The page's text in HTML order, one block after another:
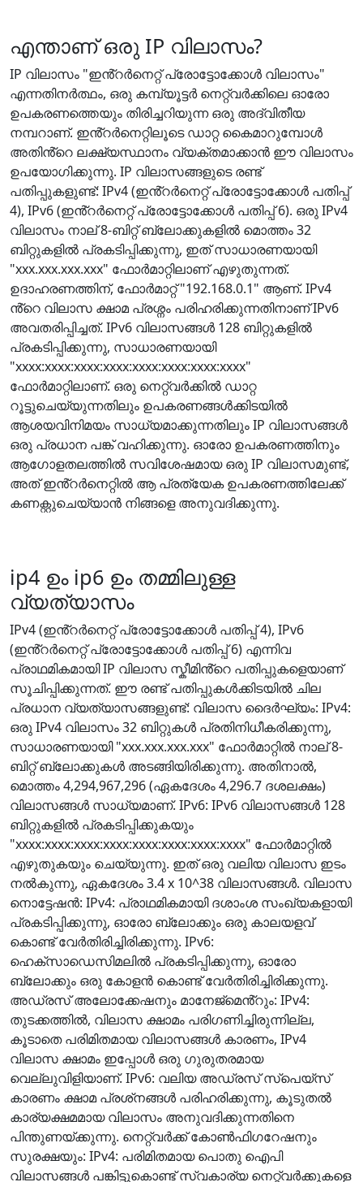
എന്താണ് ഒരു IP വിലാസം?
IP വിലാസം "ഇൻ്റർനെറ്റ് പ്രോട്ടോക്കോൾ വിലാസം"
എന്നതിനർത്ഥം, ഒരു കമ്പ്യൂട്ടർ നെറ്റ്‌വർക്കിലെ ഓരോ
ഉപകരണത്തെയും തിരിച്ചറിയുന്ന ഒരു അദ്വിതീയ
നമ്പറാണ്. ഇൻ്റർനെറ്റിലൂടെ ഡാറ്റ കൈമാറുമ്പോൾ
അതിൻ്റെ ലക്ഷ്യസ്ഥാനം വ്യക്തമാക്കാൻ ഈ വിലാസം
ഉപയോഗിക്കുന്നു. IP വിലാസങ്ങളുടെ രണ്ട്
പതിപ്പുകളുണ്ട്: IPv4 (ഇൻ്റർനെറ്റ് പ്രോട്ടോക്കോൾ പതിപ്പ്
4), IPv6 (ഇൻ്റർനെറ്റ് പ്രോട്ടോക്കോൾ പതിപ്പ് 6). ഒരു IPv4
വിലാസം നാല് 8-ബിറ്റ് ബ്ലോക്കുകളിൽ മൊത്തം 32
ബിറ്റുകളിൽ പ്രകടിപ്പിക്കുന്നു, ഇത് സാധാരണയായി
"xxx.xxx.xxx.xxx" ഫോർമാറ്റിലാണ് എഴുതുന്നത്.
ഉദാഹരണത്തിന്, ഫോർമാറ്റ് "192.168.0.1" ആണ്. IPv4
ൻ്റെ വിലാസ ക്ഷാമ പ്രശ്നം പരിഹരിക്കുന്നതിനാണ് IPv6
അവതരിപ്പിച്ചത്. IPv6 വിലാസങ്ങൾ 128 ബിറ്റുകളിൽ
പ്രകടിപ്പിക്കുന്നു, സാധാരണയായി
"xxxx:xxxx:xxxx:xxxx:xxxx:xxxx:xxxx:xxxx"
ഫോർമാറ്റിലാണ്. ഒരു നെറ്റ്‌വർക്കിൽ ഡാറ്റ
റൂട്ടുചെയ്യുന്നതിലും ഉപകരണങ്ങൾക്കിടയിൽ
ആശയവിനിമയം സാധ്യമാക്കുന്നതിലും IP വിലാസങ്ങൾ
ഒരു പ്രധാന പങ്ക് വഹിക്കുന്നു. ഓരോ ഉപകരണത്തിനും
ആഗോളതലത്തിൽ സവിശേഷമായ ഒരു IP വിലാസമുണ്ട്,
അത് ഇൻ്റർനെറ്റിൽ ആ പ്രത്യേക ഉപകരണത്തിലേക്ക്
കണക്റ്റുചെയ്യാൻ നിങ്ങളെ അനുവദിക്കുന്നു.
ip4 ഉം ip6 ഉം തമ്മിലുള്ള
വ്യത്യാസം
IPv4 (ഇൻ്റർനെറ്റ് പ്രോട്ടോക്കോൾ പതിപ്പ് 4), IPv6
(ഇൻ്റർനെറ്റ് പ്രോട്ടോക്കോൾ പതിപ്പ് 6) എന്നിവ
പ്രാഥമികമായി IP വിലാസ സ്കീമിൻ്റെ പതിപ്പുകളെയാണ്
സൂചിപ്പിക്കുന്നത്. ഈ രണ്ട് പതിപ്പുകൾക്കിടയിൽ ചില
പ്രധാന വ്യത്യാസങ്ങളുണ്ട്: വിലാസ ദൈർഘ്യം: IPv4:
ഒരു IPv4 വിലാസം 32 ബിറ്റുകൾ പ്രതിനിധീകരിക്കുന്നു,
സാധാരണയായി "xxx.xxx.xxx.xxx" ഫോർമാറ്റിൽ നാല് 8-
ബിറ്റ് ബ്ലോക്കുകൾ അടങ്ങിയിരിക്കുന്നു. അതിനാൽ,
മൊത്തം 4,294,967,296 (ഏകദേശം 4,296.7 ദശലക്ഷം)
വിലാസങ്ങൾ സാധ്യമാണ്. IPv6: IPv6 വിലാസങ്ങൾ 128
ബിറ്റുകളിൽ പ്രകടിപ്പിക്കുകയും
"xxxx:xxxx:xxxx:xxxx:xxxx:xxxx:xxxx:xxxx" ഫോർമാറ്റിൽ
എഴുതുകയും ചെയ്യുന്നു. ഇത് ഒരു വലിയ വിലാസ ഇടം
നൽകുന്നു, ഏകദേശം 3.4 x 10^38 വിലാസങ്ങൾ. വിലാസ
നൊട്ടേഷൻ: IPv4: പ്രാഥമികമായി ദശാംശ സംഖ്യകളായി
പ്രകടിപ്പിക്കുന്നു, ഓരോ ബ്ലോക്കും ഒരു കാലയളവ്
കൊണ്ട് വേർതിരിച്ചിരിക്കുന്നു. IPv6:
ഹെക്സാഡെസിമലിൽ പ്രകടിപ്പിക്കുന്നു, ഓരോ
ബ്ലോക്കും ഒരു കോളൻ കൊണ്ട് വേർതിരിച്ചിരിക്കുന്നു.
അഡ്രസ് അലോക്കേഷനും മാനേജ്മെൻ്റും: IPv4:
തുടക്കത്തിൽ, വിലാസ ക്ഷാമം പരിഗണിച്ചിരുന്നില്ല,
കൂടാതെ പരിമിതമായ വിലാസങ്ങൾ കാരണം, IPv4
വിലാസ ക്ഷാമം ഇപ്പോൾ ഒരു ഗുരുതരമായ
വെല്ലുവിളിയാണ്. IPv6: വലിയ അഡ്രസ് സ്‌പെയ്‌സ്
കാരണം ക്ഷാമ പ്രശ്‌നങ്ങൾ പരിഹരിക്കുന്നു, കൂടുതൽ
കാര്യക്ഷമമായ വിലാസം അനുവദിക്കുന്നതിനെ
പിന്തുണയ്‌ക്കുന്നു. നെറ്റ്‌വർക്ക് കോൺഫിഗറേഷനും
സുരക്ഷയും: IPv4: പരിമിതമായ പൊതു ഐപി
വിലാസങ്ങൾ പങ്കിട്ടുകൊണ്ട് സ്വകാര്യ നെറ്റ്‌വർക്കുകളെ